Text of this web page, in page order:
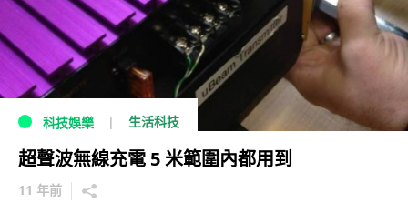
科技娛樂 生活科技
超聲波無線充電 5 米範圍內都用到
11 年前